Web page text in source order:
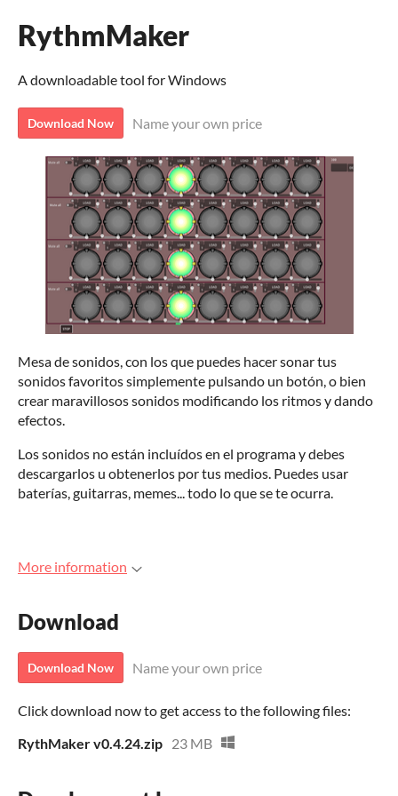
RythmMaker
A downloadable tool for Windows
Download Now Name your own price
Mesa de sonidos, con los que puedes hacer sonar tus
sonidos favoritos simplemente pulsando un botón, o bien
crear maravillosos sonidos modificando los ritmos y dando
efectos.
Los sonidos no están incluídos en el programa y debes
descargarlos u obtenerlos por tus medios. Puedes usar
baterías, guitarras, memes... todo lo que se te ocurra.
More information
Download
Download Now Name your own price
Click download now to get access to the following files:
RythMaker v0.4.24.zip 23 MB